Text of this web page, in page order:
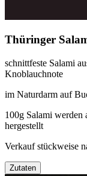
Thüringer
schnittfeste Salami
Knoblauchnote
im Naturdarm auf
100g Salami werden
hergestellt
Verkauf stückweise
Zutaten